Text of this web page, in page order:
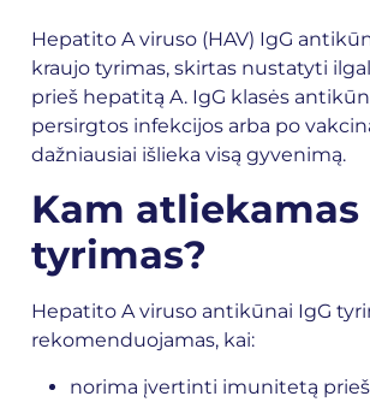
Hepatito A viruso (HAV) IgG
kraujo tyrimas, skirtas nustatyti
prieš hepatitą A. IgG klasės
persirgtos infekcijos arba po
dažniausiai išlieka visą gyvenimą.
Kam atliekamas
tyrimas?
Hepatito A viruso antikūnai IgG
rekomenduojamas, kai:
norima įvertinti imunitetą